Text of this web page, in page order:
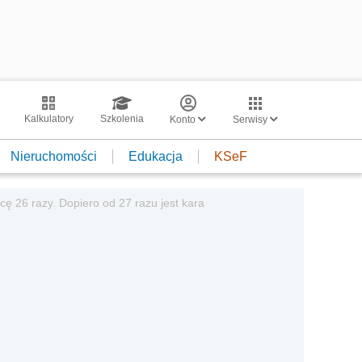
Kalkulatory Szkolenia Konto Serwisy
Nieruchomości Edukacja KSeF
26 razy. Dopiero od 27 razu jest kara